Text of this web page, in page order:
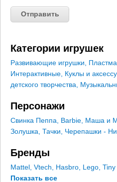
Категории игрушек
Развивающие игрушки
Интерактивные Куклы и
детского творчества
Персонажи
Свинка Пеппа Barbie Маша и
Золушка Тачки Черепашки -
Бренды
Mattel Vtech Hasbro Lego
Показать все